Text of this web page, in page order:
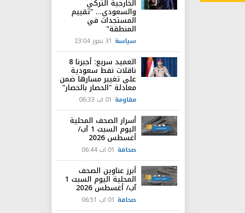
الخارجية التركي
والسعودي... "تقييم
المستجدات في
المنطقة"
سياسة 31 تموز 23:04
العميد سريع: أجبرنا 8
ناقلات نفط سعودية
على تغيير مسارها ضمن
معادلة "الحصار بالحصار"
مقاومة 01 اب 06:33
أسرار الصحف المحلية
اليوم السبت 1 آب/
أغسطس 2026
صحافة 01 اب 06:44
أبرز عناوين الصحف
المحلية اليوم السبت 1
آب/ أغسطس 2026
صحافة 01 اب 06:51